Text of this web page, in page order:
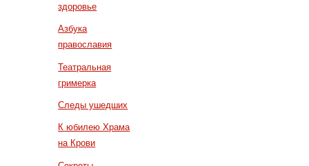
здоровье
Азбука
православия
Театральная
гримерка
Следы ушедших
К юбилею Храма
на Крови